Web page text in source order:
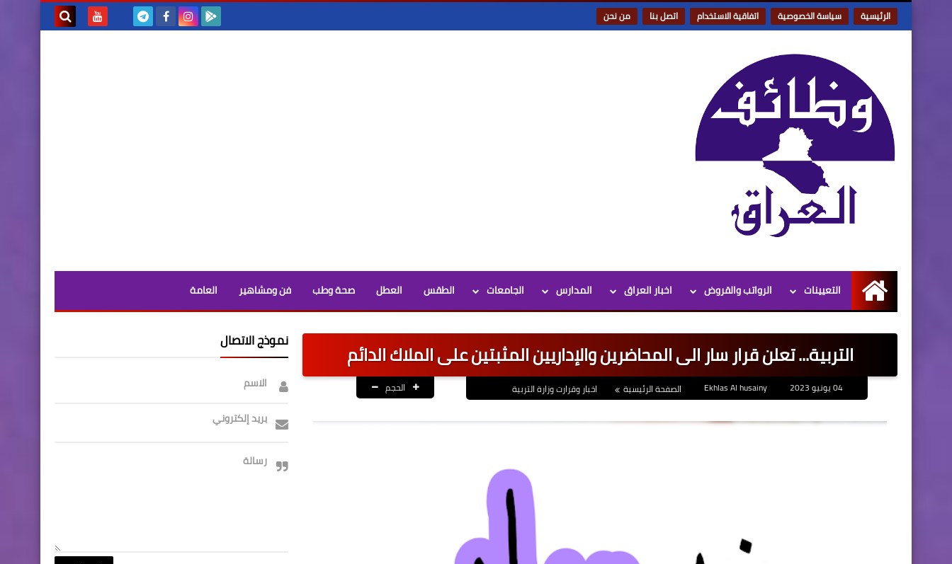
الرئيسية سياسة الخصوصية اتفاقية الاستخدام اتصل بنا من نحن
الرئيسية
التعيينات الرواتب والقروض اخبار العراق المدارس الجامعات الطقس العطل صحة وطب فن ومشاهير العامة
التربية... تعلن قرار سار الى المحاضرين والإداريين المثبتين على الملاك الدائم
Ekhlas Al husainy الصفحة الرئيسية اخبار وقرارت وزارة التربية الحجم
نموذج الاتصال
الاسم
بريد إلكتروني
رسالة